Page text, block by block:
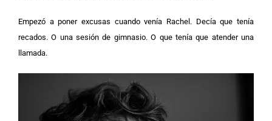
Empezó a poner excusas cuando venía Rachel. Decía que tenía
recados. O una sesión de gimnasio. O que tenía que atender una
llamada.